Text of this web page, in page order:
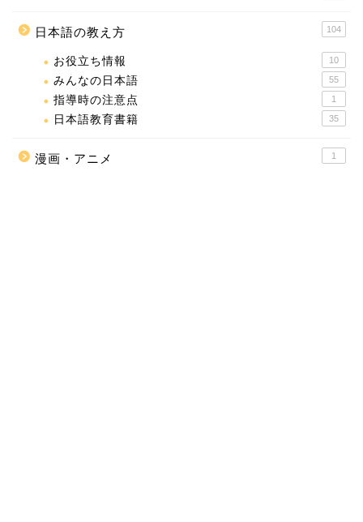
日本語の教え方 104
お役立ち情報 10
みんなの日本語 55
指導時の注意点 1
日本語教育書籍 35
漫画・アニメ 1